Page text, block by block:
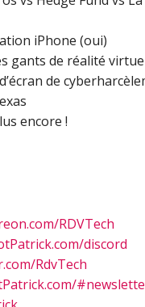
iPhone (oui)
gants de réalité
de
encore !
RDVTech
discord
RdvTech